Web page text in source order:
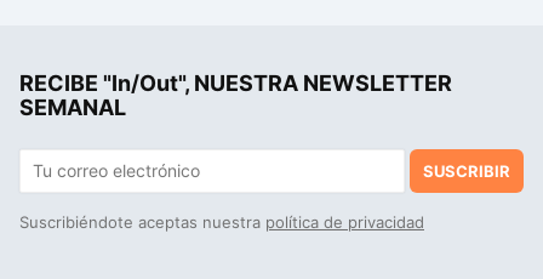
RECIBE "In/Out", NUESTRA NEWSLETTER
SEMANAL
SUSCRIBIR
Suscribiéndote aceptas nuestra política de privacidad